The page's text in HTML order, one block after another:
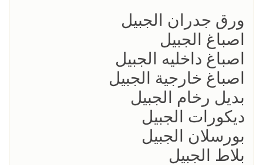
ورق جدران الجبيل
اصباغ الجبيل
اصباغ داخليه الجبيل
اصباغ خارجية الجبيل
بديل رخام الجبيل
ديكورات الجبيل
بورسلان الجبيل
بلاط الجبيل